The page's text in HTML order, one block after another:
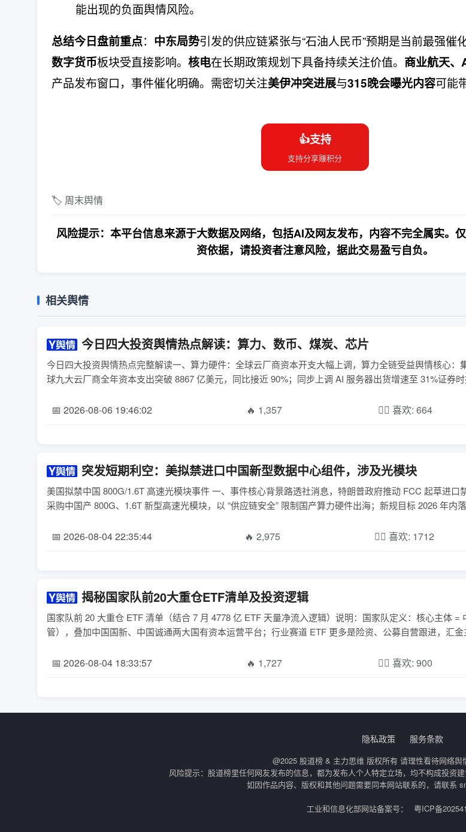
能出现的负面舆情风险。
总结今日盘前重点： 中东局势引发的供应链紧张与“石油人民币”预期是当前最强催
数字货币板块受直接影响。 核电在长期政策规划下具备持续关注价值。 商业航天、
产品发布窗口，事件催化明确。需密切关注美伊冲突进展与315晚会曝光内容可能
👍支持
支持分享赚积分
🏷️ 周末舆情
风险提示：本平台信息来源于大数据及网络，包括AI及网友发布，内容不完全属实。
资依据，请投资者注意风险，据此交易盈亏自负。
相关舆情
今日四大投资舆情热点解读：算力、数币、煤炭、芯片
今日四大投资舆情热点完整解读一、算力硬件：全球云厂商资本开支大幅上调，算力全链受益舆情核心：
球九大云厂商全年资本支出突破 8867 亿美元，同比接近 90%；同步上调 AI 服务器出货增速至 31%证券
📅 2026-08-06 19:46:02 🔥 1,357 ❤️‍🔥 喜欢: 664
突发短期利空：美拟禁进口中国新型数据中心组件，涉及光模块
美国拟禁中国 800G/1.6T 高速光模块事件 一、事件核心背景路透社消息，特朗普政府推动 FCC 起草进口禁令，计划禁止美国数据中心
采购中国产 800G、1.6T 新型高速光模块，以 “供应链安全” 限制国产算力硬件出海；新规目标 2026 年内
📅 2026-08-04 22:35:44 🔥 2,975 ❤️‍🔥 喜欢: 1712
揭秘国家队前20大重仓ETF清单及投资逻辑
国家队前 20 大重仓 ETF 清单（结合 7 月 4778 亿 ETF 天量净流入逻辑）说明：国家队定义：核心主体 =
管），叠加中国国新、中国诚通两大国有资本运营平台；行业赛道 ETF 更多是险资、公募自营跟进，汇
📅 2026-08-04 18:33:57 🔥 1,727 ❤️‍🔥 喜欢: 900
隐私政策 服务条款
@2025 股道榜 & 主力思维 版权所有 请理性看待网络舆
风险提示：股道榜里任何网友发布的信息，都为发布人个人特定立场，均不构成投资
如因作品内容、版权和其他问题需要同本网站联系的，请联系
工业和信息化部网站备案号： 粤ICP备